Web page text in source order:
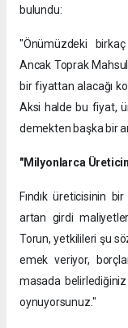
bulundu:
​"Önümüzdeki
Ancak Toprak
bir fiyattan alacağı
Aksi halde bu fiyat,
demekten başka bir
"Milyonlarca
Fındık üreticisinin
artan girdi
Torun, yetkilileri şu
emek veriyor,
masada
oynuyorsunuz."